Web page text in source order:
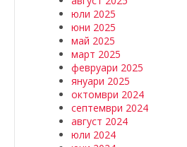
юли 2025
юни 2025
май 2025
март 2025
февруари 2025
януари 2025
октомври 2024
септември 2024
август 2024
юли 2024